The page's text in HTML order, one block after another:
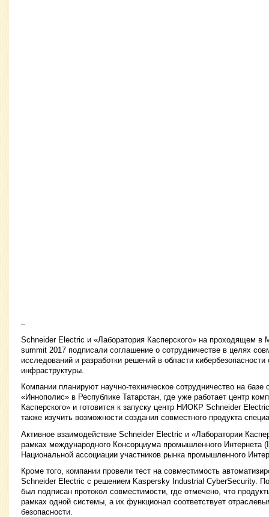
–
Schneider Electric и «Лаборатория Касперского» на проходящем
summit 2017 подписали соглашение о сотрудничестве в целях
исследований и разработки решений в области кибербезопасности
инфраструктуры.
Компании планируют научно-техническое сотрудничество на базе
«Иннополис» в Республике Татарстан, где уже работает центр
Касперского» и готовится к запуску центр НИОКР Schneider
также изучить возможности создания совместного продукта
Активное взаимодействие Schneider Electric и «Лаборатории
рамках международного Консорциума промышленного Интернета
Национальной ассоциации участников рынка промышленного
Кроме того, компании провели тест на совместимость
Schneider Electric с решением Kaspersky Industrial CyberSecurity. По
был подписан протокол совместимости, где отмечено, что
рамках одной системы, а их функционал соответствует
безопасности.